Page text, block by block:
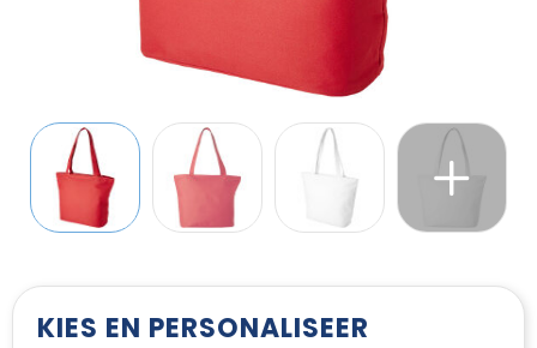
Regenkleding
Schoenen
Sweaters
T-Shirts
Vesten
KIES EN PERSONALISEER